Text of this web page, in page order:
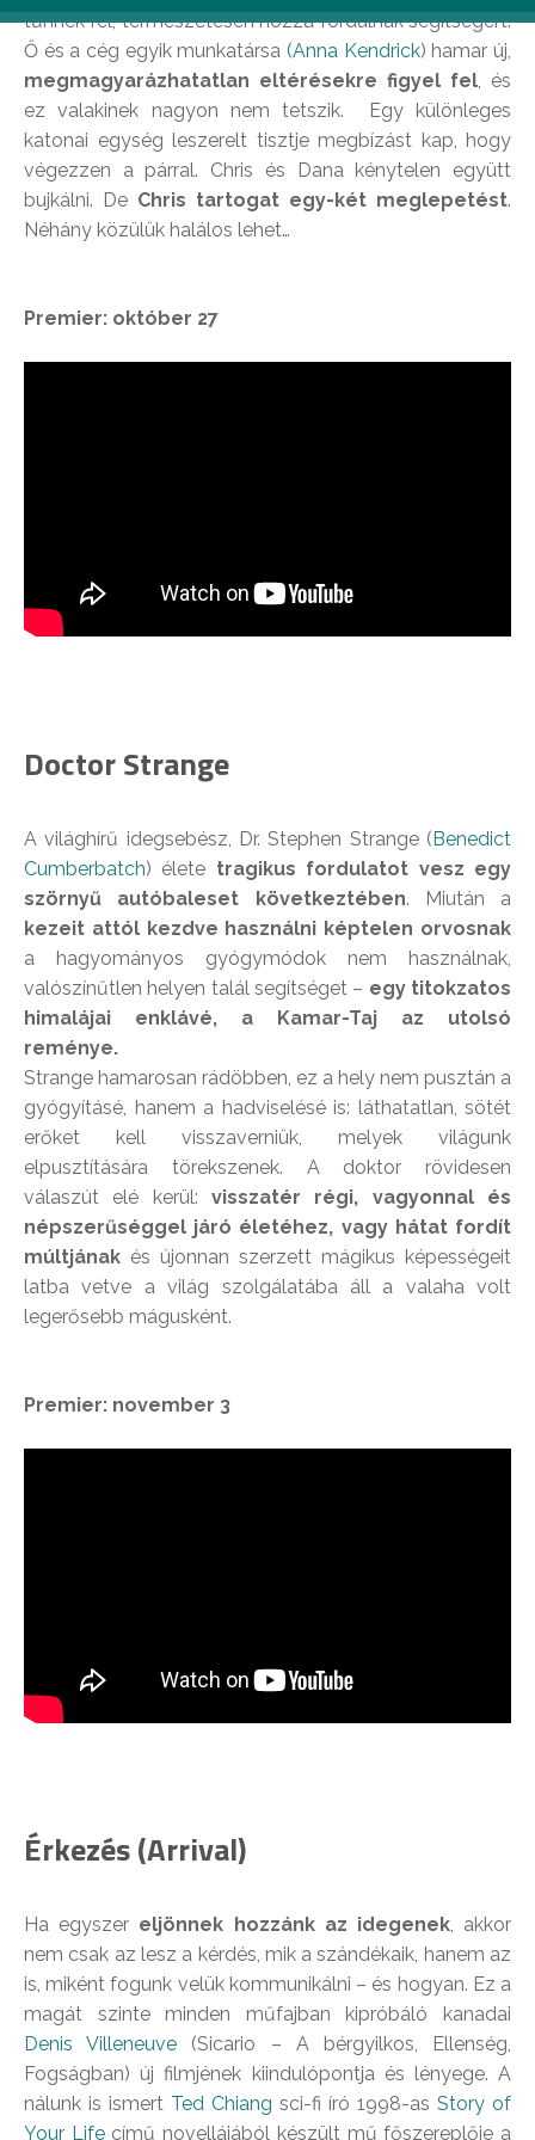
tűnnek fel, természetesen hozzá fordulnak segítségért.
Ő és a cég egyik munkatársa (Anna Kendrick) hamar új,
megmagyarázhatatlan eltérésekre figyel fel, és
ez valakinek nagyon nem tetszik. Egy különleges
katonai egység leszerelt tisztje megbízást kap, hogy
végezzen a párral. Chris és Dana kénytelen együtt
bujkálni. De Chris tartogat egy-két meglepetést.
Néhány közülük halálos lehet…
Premier: október 27
Doctor Strange
A világhírű idegsebész, Dr. Stephen Strange (Benedict
Cumberbatch) élete tragikus fordulatot vesz egy
szörnyű autóbaleset következtében. Miután a
kezeit attól kezdve használni képtelen orvosnak
a hagyományos gyógymódok nem használnak,
valószínűtlen helyen talál segítséget – egy titokzatos
himalájai enklávé, a Kamar-Taj az utolsó
reménye.
Strange hamarosan rádöbben, ez a hely nem pusztán a
gyógyításé, hanem a hadviselésé is: láthatatlan, sötét
erőket kell visszaverniük, melyek világunk
elpusztítására törekszenek. A doktor rövidesen
válaszút elé kerül: visszatér régi, vagyonnal és
népszerűséggel járó életéhez, vagy hátat fordít
múltjának és újonnan szerzett mágikus képességeit
latba vetve a világ szolgálatába áll a valaha volt
legerősebb mágusként.
Premier: november 3
Érkezés (Arrival)
Ha egyszer eljönnek hozzánk az idegenek, akkor
nem csak az lesz a kérdés, mik a szándékaik, hanem az
is, miként fogunk velük kommunikálni – és hogyan. Ez a
magát szinte minden műfajban kipróbáló kanadai
Denis Villeneuve (Sicario – A bérgyilkos, Ellenség,
Fogságban) új filmjének kiindulópontja és lényege. A
nálunk is ismert Ted Chiang sci-fi író 1998-as Story of
Your Lifecímű novellájából készült mű főszereplője a